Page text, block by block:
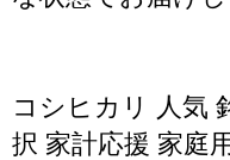
コシヒカリ 人気
択 家計応援 家庭